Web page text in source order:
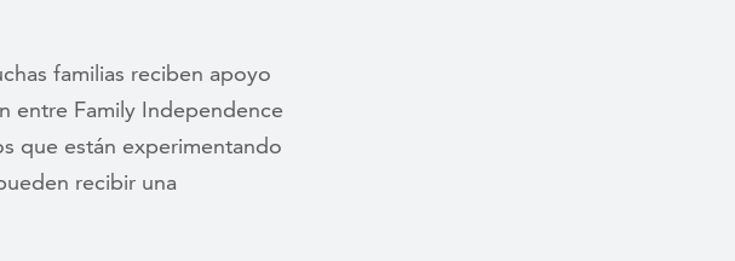
familias reciben apoyo
entre Family Independence
que están experimentando
recibir una